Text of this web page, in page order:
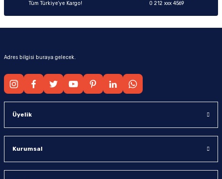
Tüm Türkiye’ye Kargo! 0 212 xxx 4569
Adres bilgisi buraya gelecek.
Üyelik
Kurumsal